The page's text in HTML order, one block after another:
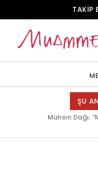
TAKİP
ŞU
Muhsin Dağı;